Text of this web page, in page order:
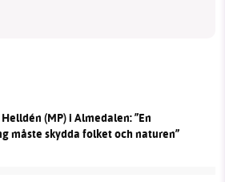
(MP) i Almedalen: ”En
måste skydda folket och naturen”